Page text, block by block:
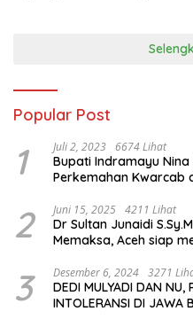
Popular Post
1 Juli 2, 2023 6674 Lihat
Bupati Indramayu
Perkemahan Kwarcab
2 Juni 15, 2025 4211 Lihat
Dr Sultan Junaidi
Memaksa, Aceh siap
3 Desember 6, 2024 3271
DEDI MULYADI DAN NU,
INTOLERANSI DI JAWA